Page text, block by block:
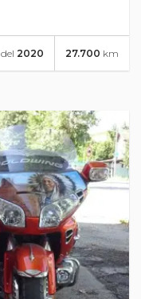
27.700 km
del 2020